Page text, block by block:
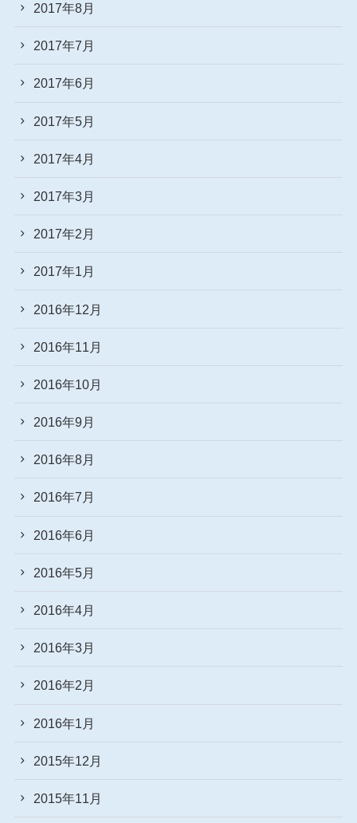
2017年8月
2017年7月
2017年6月
2017年5月
2017年4月
2017年3月
2017年2月
2017年1月
2016年12月
2016年11月
2016年10月
2016年9月
2016年8月
2016年7月
2016年6月
2016年5月
2016年4月
2016年3月
2016年2月
2016年1月
2015年12月
2015年11月